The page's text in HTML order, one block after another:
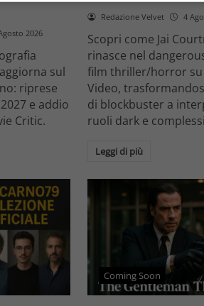
2026
sul
riprese
e addio
Critic.
Redazione Velvet 4
Scopri come Jai
rinasce nel
film thriller/horror su
Video,
di blockbuster a
ruoli dark e complessi
Leggi di più
Coming Soon